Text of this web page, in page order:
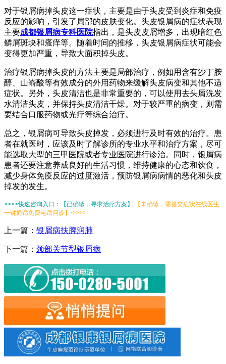
对于银屑病掉头皮这一症状，主要是由于头皮受到炎症和免疫
反应的影响，引发了局部的皮肤变化。头皮银屑病的症状表现
主要成都银屑病专科医院指出，是头皮皮屑增多，出现暗红色
鳞屑斑块和瘙痒等。随着时间的推移，头皮银屑病症状可能会
变得更加严重，导致大面积掉头皮。
治疗银屑病掉头皮的方法主要是局部治疗，例如用含有沙丁胺
醇、山嵛酸等有效成分的外用药物来缓解头皮病变和其他不适
症状。另外，头皮清洁也是非常重要的，可以使用去头屑洗发
水清洁头皮，并保持头皮清洁干燥。对于较严重的病变，则需
要结合口服药物或光疗等综合治疗。
总之，银屑病可导致头皮掉发，必须进行及时有效的治疗。患
者在就医时，应该及时了解诊所的专业水平和治疗方案，尽可
能选取大型的三甲医院或者专业医院进行诊治。同时，银屑病
患者还要注意养成良好的生活习惯，维持健康的心态和饮食，
减少身体免疫反应的过度激活，预防银屑病病情的恶化和头皮
掉发的发生。
>>>>快速咨询入口：【已确诊，寻求治疗方案】
【未确诊，需提交症状在线医生
一键通话免费电话问诊】<<<<
上一篇： 银屑病扶脾润肺
下一篇： 颈部关节型银屑病